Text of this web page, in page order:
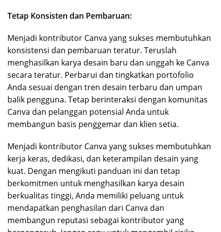
Tetap Konsisten dan Pembaruan:
Menjadi kontributor Canva yang sukses membutuhkan
konsistensi dan pembaruan teratur. Teruslah
menghasilkan karya desain baru dan unggah ke Canva
secara teratur. Perbarui dan tingkatkan portofolio
Anda sesuai dengan tren desain terbaru dan umpan
balik pengguna. Tetap berinteraksi dengan komunitas
Canva dan pelanggan potensial Anda untuk
membangun basis penggemar dan klien setia.
Menjadi kontributor Canva yang sukses membutuhkan
kerja keras, dedikasi, dan keterampilan desain yang
kuat. Dengan mengikuti panduan ini dan tetap
berkomitmen untuk menghasilkan karya desain
berkualitas tinggi, Anda memiliki peluang untuk
mendapatkan penghasilan dari Canva dan
membangun reputasi sebagai kontributor yang